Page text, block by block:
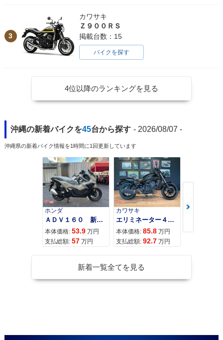
3
カワサキ
Ｚ９００ＲＳ
掲載台数：15
バイクを探す
4位以降のランキングを見る
沖縄の新着バイクを45台から探す - 2026/08/07 -
沖縄県の新着バイク情報を1時間に1回更新しています
ホンダ
ＡＤＶ１６０ 新車 ２０２６年最新モデル パールスモーキーグレー スマートキー ２９Ｌメットイン ＵＳＢ Ｔｙｐｅ−Ｃ装備
本体価格: 53.9 万円
支払総額: 57 万円
カワサキ
エリミネーター４００
本体価格: 85.8 万円
支払総額: 92.7 万円
カワサキ
本体価格:
新着一覧全てを見る